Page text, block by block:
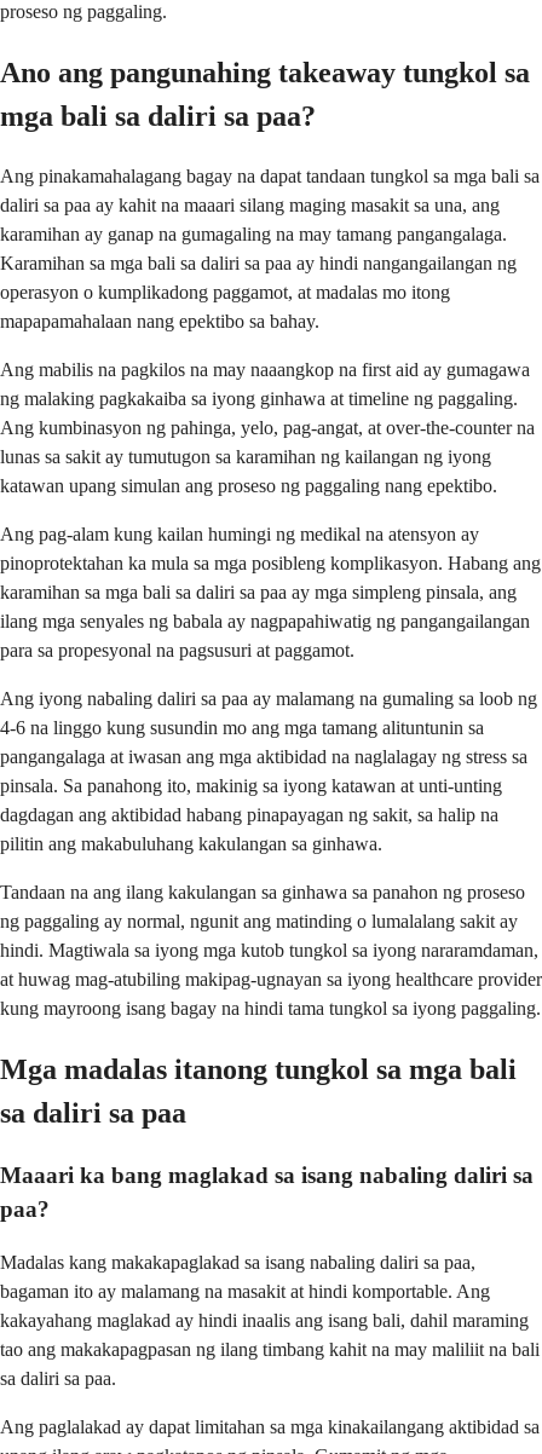
proseso ng paggaling.
Ano ang pangunahing takeaway tungkol sa
mga bali sa daliri sa paa?
Ang pinakamahalagang bagay na dapat tandaan tungkol sa mga bali sa
daliri sa paa ay kahit na maaari silang maging masakit sa una, ang
karamihan ay ganap na gumagaling na may tamang pangangalaga.
Karamihan sa mga bali sa daliri sa paa ay hindi nangangailangan ng
operasyon o kumplikadong paggamot, at madalas mo itong
mapapamahalaan nang epektibo sa bahay.
Ang mabilis na pagkilos na may naaangkop na first aid ay gumagawa
ng malaking pagkakaiba sa iyong ginhawa at timeline ng paggaling.
Ang kumbinasyon ng pahinga, yelo, pag-angat, at over-the-counter na
lunas sa sakit ay tumutugon sa karamihan ng kailangan ng iyong
katawan upang simulan ang proseso ng paggaling nang epektibo.
Ang pag-alam kung kailan humingi ng medikal na atensyon ay
pinoprotektahan ka mula sa mga posibleng komplikasyon. Habang ang
karamihan sa mga bali sa daliri sa paa ay mga simpleng pinsala, ang
ilang mga senyales ng babala ay nagpapahiwatig ng pangangailangan
para sa propesyonal na pagsusuri at paggamot.
Ang iyong nabaling daliri sa paa ay malamang na gumaling sa loob ng
4-6 na linggo kung susundin mo ang mga tamang alituntunin sa
pangangalaga at iwasan ang mga aktibidad na naglalagay ng stress sa
pinsala. Sa panahong ito, makinig sa iyong katawan at unti-unting
dagdagan ang aktibidad habang pinapayagan ng sakit, sa halip na
pilitin ang makabuluhang kakulangan sa ginhawa.
Tandaan na ang ilang kakulangan sa ginhawa sa panahon ng proseso
ng paggaling ay normal, ngunit ang matinding o lumalalang sakit ay
hindi. Magtiwala sa iyong mga kutob tungkol sa iyong nararamdaman,
at huwag mag-atubiling makipag-ugnayan sa iyong healthcare provider
kung mayroong isang bagay na hindi tama tungkol sa iyong paggaling.
Mga madalas itanong tungkol sa mga bali
sa daliri sa paa
Maaari ka bang maglakad sa isang nabaling daliri sa
paa?
Madalas kang makakapaglakad sa isang nabaling daliri sa paa,
bagaman ito ay malamang na masakit at hindi komportable. Ang
kakayahang maglakad ay hindi inaalis ang isang bali, dahil maraming
tao ang makakapagpasan ng ilang timbang kahit na may maliliit na bali
sa daliri sa paa.
Ang paglalakad ay dapat limitahan sa mga kinakailangang aktibidad sa